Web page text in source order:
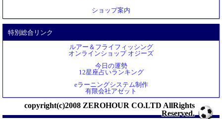
ショップ案内
特別総合リンク
ルアー＆フライフィッシング
オンラインショップ オジーズ
今日の運勢
12星座占いランキング
eラーニングシステム制作
有限会社アゼット
copyright(c)2008 ZEROHOUR CO.LTD AllRights
Reserved.